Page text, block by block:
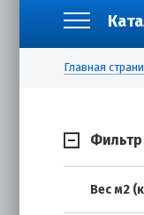
Главная
Фильтр
Вес м2